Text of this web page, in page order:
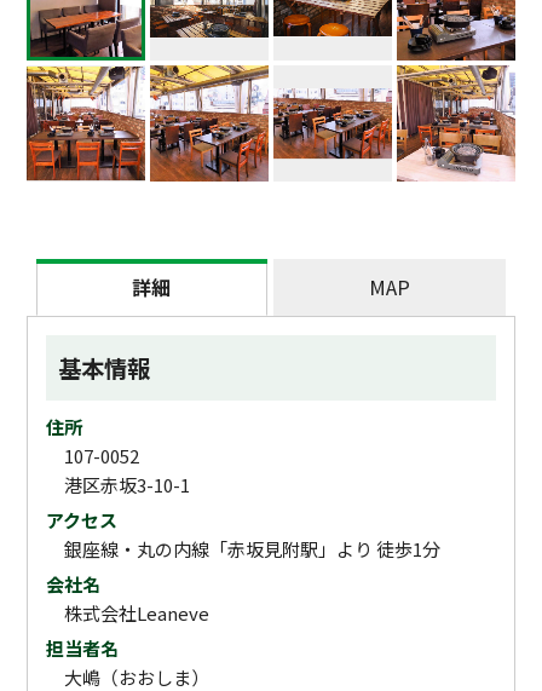
詳細 MAP
基本情報
住所
107-0052
港区赤坂3-10-1
アクセス
銀座線・丸の内線「赤坂見附駅」より 徒歩1分
会社名
株式会社Leaneve
担当者名
大嶋（おおしま）